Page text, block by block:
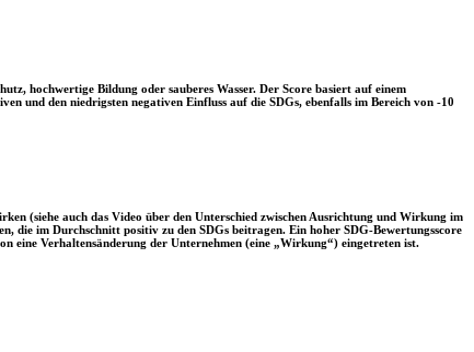
hochwertige Bildung oder sauberes Wasser. Der Score basiert auf einem
und den niedrigsten negativen Einfluss auf die SDGs, ebenfalls im Bereich von -10
(siehe auch das Video über den Unterschied zwischen Ausrichtung und Wirkung im
die im Durchschnitt positiv zu den SDGs beitragen. Ein hoher SDG-Bewertungsscore
eine Verhaltensänderung der Unternehmen (eine „Wirkung“) eingetreten ist.